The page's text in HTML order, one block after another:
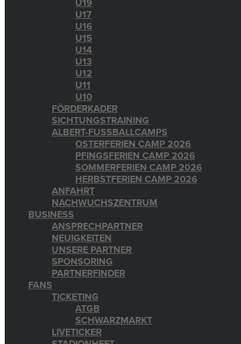
U19
U17
U16
U15
U14
U13
U12
U11
U10
FÖRDERKADER
SICHTUNGSTRAINING
ALBERT-FUSSBALLCAMPS
OSTERFERIEN CAMP 2026
PFINGSFERIEN CAMP 2026
SOMMERFERIEN CAMP 2026
HERBSTFERIEN CAMP 2026
ANFAHRT
NACHWUCHSZENTRUM
BUSINESS
ANSPRECHPARTNER
NEUIGKEITEN
UNSERE PARTNER
SPONSORING
PARTNERFINDER
FANS
TICKETING
ATGB
SCHWARZMARKT
LIVETICKER